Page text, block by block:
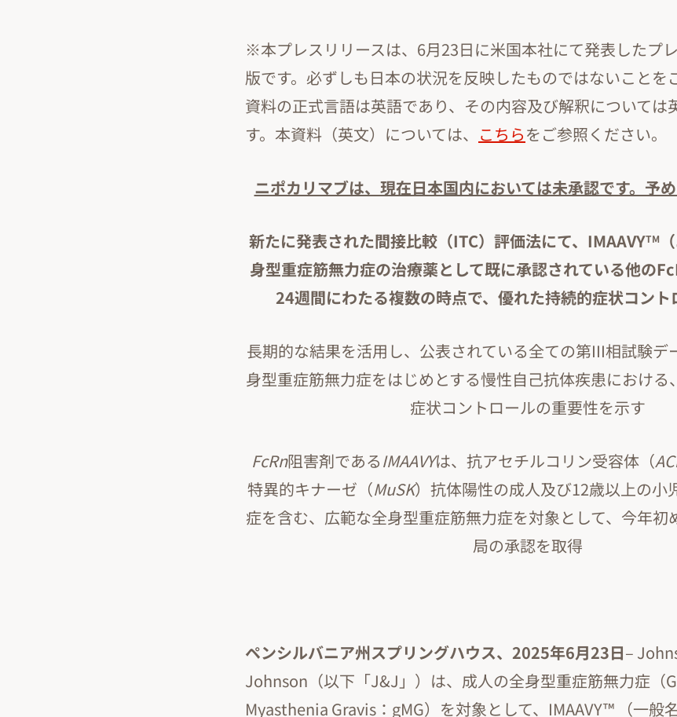
※本プレスリリースは、6月23日に米国本社にて発表したプ
版です。必ずしも日本の状況を反映したものではないことを
資料の正式言語は英語であり、その内容及び解釈については
す。本資料（英文）については、 こちらをご参照ください。
ニポカリマブは、現在日本国内においては未承認です。予め
新たに発表された間接比較（ITC）評価法にて、IMAAVYTM
身型重症筋無力症の治療薬として既に承認されている他の
24週間にわたる複数の時点で、優れた持続的症状コント
長期的な結果を活用し、公表されている全ての第III相試験デ
身型重症筋無力症をはじめとする慢性自己抗体疾患における
症状コントロールの重要性を示す
FcRn阻害剤であるIMAAVYは、抗アセチルコリン受容体（
特異的キナーゼ（MuSK）抗体陽性の成人及び12歳以上の小
症を含む、広範な全身型重症筋無力症を対象として、今年初
局の承認を取得
ペンシルバニア州スプリングハウス、2025年6月23日–
Johnson（以下「J&J」）は、成人の全身型重症筋無力症（
Myasthenia Gravis：gMG）を対象として、IMAAVY™ （一般